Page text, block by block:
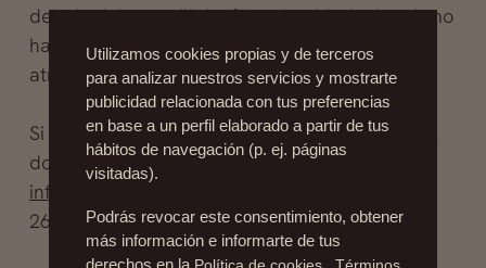
debajo del maquillaje. Si está nublado, lo mismo
habrá que protegerse ya que los rayos solares
atraviesan las nubes.
Si quieres consultar con nuestro especialista el
doctor Vicente Beltán Martínez pide tu cita a
info@drfernandezblanco
26 86
Utilizamos cookies propias y de terceros
para analizar nuestros servicios y mostrarte
publicidad relacionada con tus preferencias
en base a un perfil elaborado a partir de tus
hábitos de navegación (p. ej. páginas
visitadas).
Podrás revocar este consentimiento, obtener
más información e informarte de tus